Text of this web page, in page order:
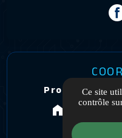
Proximite
108
Ce site
contrôle